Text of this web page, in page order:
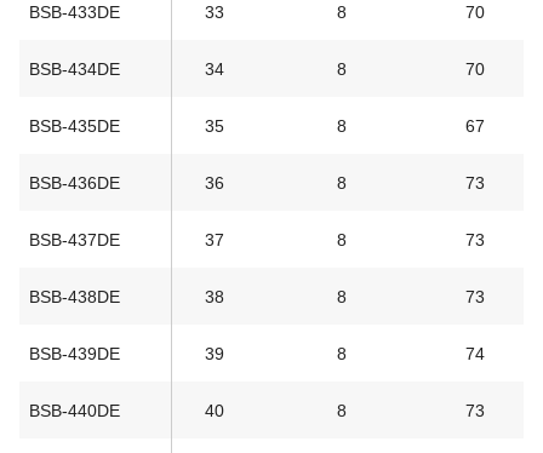
BSB-433DE 33 8 70
BSB-434DE 34 8 70
BSB-435DE 35 8 67
BSB-436DE 36 8 73
BSB-437DE 37 8 73
BSB-438DE 38 8 73
BSB-439DE 39 8 74
BSB-440DE 40 8 73